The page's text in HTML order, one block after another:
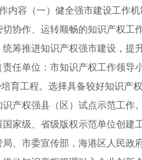
内容（一）健全强市建设工作
协作、运转顺畅的知识产权
筹推进知识产权强市建设，
任单位：市知识产权工作领
育工程。选择具备较好知识产
产权强县（区）试点示范工
家级、省级版权示范单位创
局、市委宣传部，海港区人民